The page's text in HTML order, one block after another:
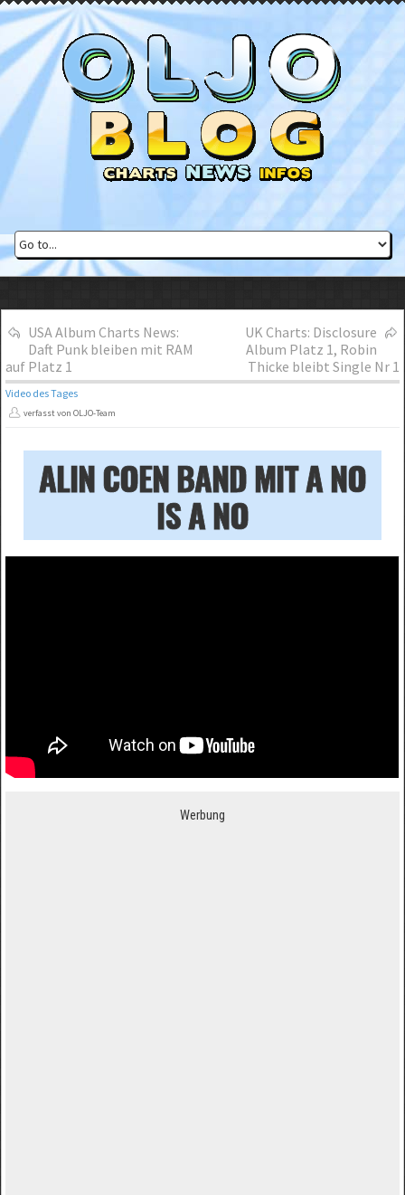
USA Album Charts News:
Daft Punk bleiben mit RAM
auf Platz 1
UK Charts: Disclosure
Album Platz 1, Robin
Thicke bleibt Single Nr 1
Video des Tages
verfasst von OLJO-Team
ALIN COEN BAND MIT A NO
IS A NO
Werbung